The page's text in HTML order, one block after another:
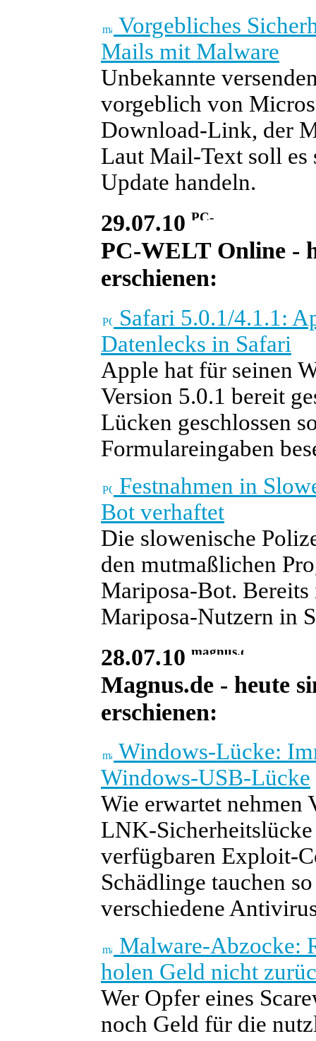
Vorgebliches
Mails mit Malware
Unbekannte
vorgeblich von
Download-Link, der
Laut Mail-Text soll es
Update handeln.
29.07.10
PC-WELT Online -
erschienen:
Safari 5.0.1/4.1.1:
Datenlecks in Safari
Apple hat für seinen
Version 5.0.1 bereit
Lücken geschlossen
Formulareingaben
Festnahmen in
Bot verhaftet
Die slowenische
den mutmaßlichen
Mariposa-Bot. Bereits
Mariposa-Nutzern in
28.07.10
Magnus.de - heute
erschienen:
Windows-Lücke:
Windows-USB-Lücke
Wie erwartet nehmen
LNK-
verfügbaren Exploit-
Schädlinge tauchen
verschiedene
Malware-Abzocke:
holen Geld nicht
Wer Opfer eines
noch Geld für die